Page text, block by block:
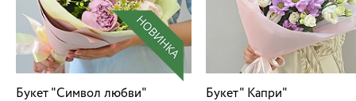
Букет "Символ любви" Букет" Капри"